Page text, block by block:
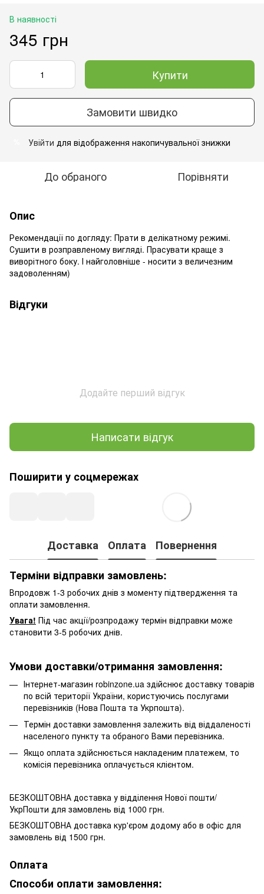
В наявності
345 грн
Купити
Замовити швидко
Увійти для відображення накопичувальної знижки
До обраного Порівняти
Опис
Рекомендації по догляду: Прати в делікатному режимі.
Сушити в розправленому вигляді. Прасувати краще з
виворітного боку. І найголовніше - носити з величезним
задоволенням)
Відгуки
Додайте перший відгук
Написати відгук
Поширити у соцмережах
Доставка Оплата
Повернення
Терміни відправки замовлень:
Впродовж 1-3 робочих днів з моменту підтвердження та
оплати замовлення.
Увага! Під час акції/розпродажу термін відправки може
становити 3-5 робочих днів.
Умови доставки/отримання замовлення:
Інтернет-магазин robinzone.ua здійснює доставку товарів
по всій території України, користуючись послугами
перевізників (Нова Пошта та Укрпошта).
Термін доставки замовлення залежить від віддаленості
населеного пункту та обраного Вами перевізника.
Якщо оплата здійснюється накладеним платежем, то
комісія перевізника оплачується клієнтом.
БЕЗКОШТОВНА доставка у відділення Нової пошти/
УкрПошти для замовлень від 1000 грн.
БЕЗКОШТОВНА доставка кур'єром додому або в офіс для
замовлень від 1500 грн.
Оплата
Способи оплати замовлення: